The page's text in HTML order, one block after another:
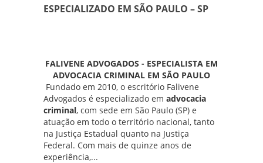
ESPECIALIZADO EM SÃO PAULO – SP
FALIVENE ADVOGADOS - ESPECIALISTA EM
ADVOCACIA CRIMINAL EM SÃO PAULO
Fundado em 2010, o escritório Falivene
Advogados é especializado em advocacia
criminal, com sede em São Paulo (SP) e
atuação em todo o território nacional, tanto
na Justiça Estadual quanto na Justiça
Federal. Com mais de quinze anos de
experiência,...